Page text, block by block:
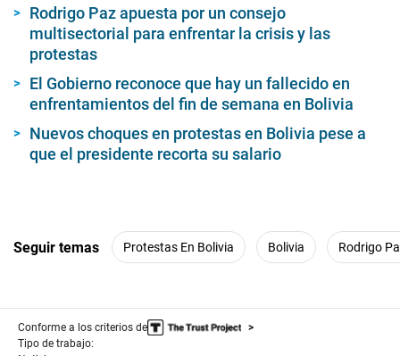
Rodrigo Paz apuesta por un consejo
multisectorial para enfrentar la crisis y las
protestas
El Gobierno reconoce que hay un fallecido en
enfrentamientos del fin de semana en Bolivia
Nuevos choques en protestas en Bolivia pese a
que el presidente recorta su salario
Seguir temas Protestas En Bolivia Bolivia Rodrigo
Conforme a los criterios de
Tipo de trabajo: